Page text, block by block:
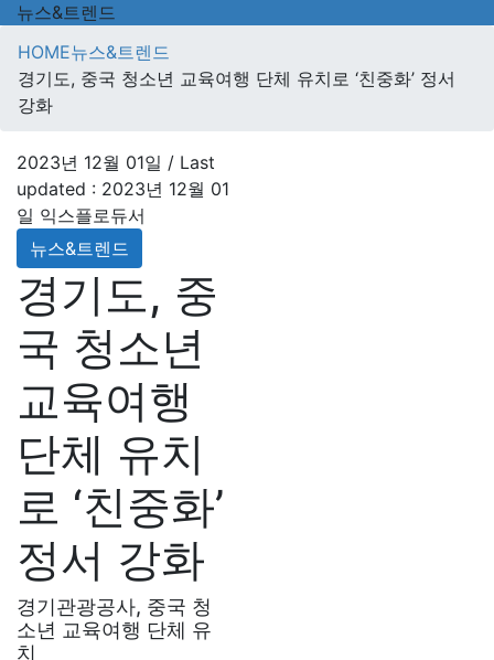
뉴스&트렌드
HOME뉴스&트렌드
경기도, 중국 청소년 교육여행 단체 유치로 ‘친중화’ 정서
강화
2023년 12월 01일 / Last
updated : 2023년 12월 01
일 익스플로듀서
뉴스&트렌드
경기도, 중
국 청소년
교육여행
단체 유치
로 ‘친중화’
정서 강화
경기관광공사, 중국 청
소년 교육여행 단체 유
치